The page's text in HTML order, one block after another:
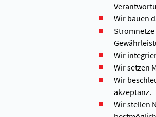
Wir bauen
Wir
Wir setzen
Wir
akzeptanz.
Wir stellen